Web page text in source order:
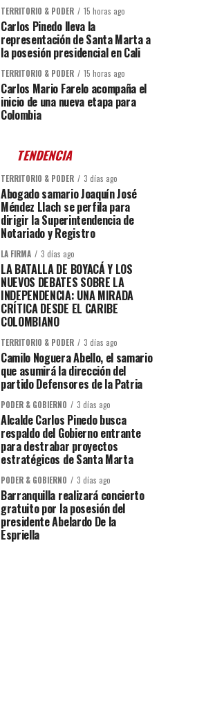
TERRITORIO & PODER 15 horas ago
Carlos Pinedo lleva la
representación de Santa Marta a
la posesión presidencial en Cali
TERRITORIO & PODER 15 horas ago
Carlos Mario Farelo acompaña el
inicio de una nueva etapa para
Colombia
TENDENCIA
TERRITORIO & PODER 3 días ago
Abogado samario Joaquín José
Méndez Llach se perfila para
dirigir la Superintendencia de
Notariado y Registro
LA FIRMA 3 días ago
LA BATALLA DE BOYACÁ Y LOS
NUEVOS DEBATES SOBRE LA
INDEPENDENCIA: UNA MIRADA
CRÍTICA DESDE EL CARIBE
COLOMBIANO
TERRITORIO & PODER 3 días ago
Camilo Noguera Abello, el samario
que asumirá la dirección del
partido Defensores de la Patria
PODER & GOBIERNO 3 días ago
Alcalde Carlos Pinedo busca
respaldo del Gobierno entrante
para destrabar proyectos
estratégicos de Santa Marta
PODER & GOBIERNO 3 días ago
Barranquilla realizará concierto
gratuito por la posesión del
presidente Abelardo De la
Espriella